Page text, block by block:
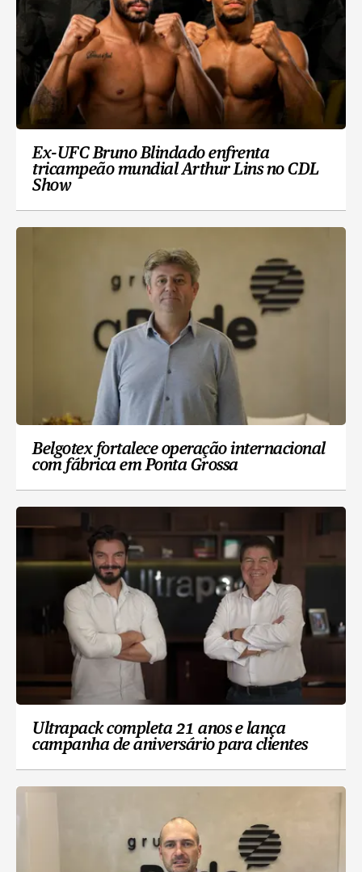
Ex-UFC Bruno Blindado enfrenta
tricampeão mundial Arthur Lins no CDL
Show
Belgotex fortalece operação internacional
com fábrica em Ponta Grossa
Ultrapack completa 21 anos e lança
campanha de aniversário para clientes